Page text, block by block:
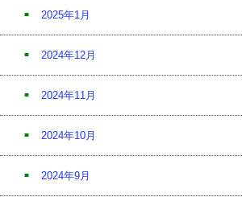
2025年1月
2024年12月
2024年11月
2024年10月
2024年9月